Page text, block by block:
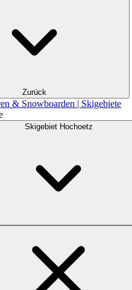
Zurück
& Snowboarden | Skigebiete
Skigebiet Hochoetz